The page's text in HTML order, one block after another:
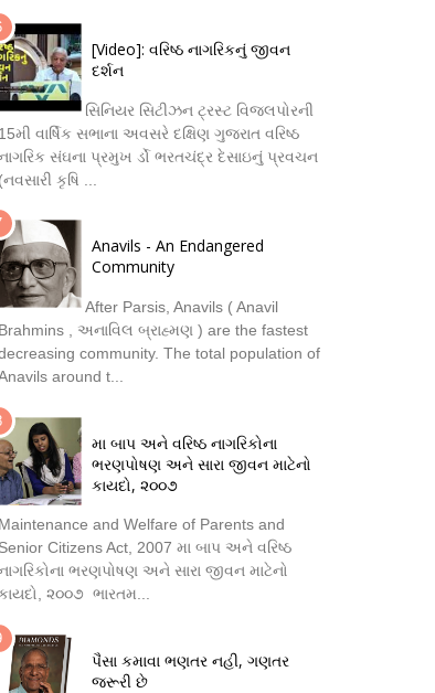
[Video]: વરિષ્ઠ નાગરિકનું જીવન
દર્શન
સિનિયર સિટીઝન ટ્રસ્ટ વિજલપોરની
15મી વાર્ષિક સભાના અવસરે દક્ષિણ ગુજરાત વરિષ્ઠ
સંઘના પ્રમુખ ર્ડો ભરતચંદ્ર દેસાઇનું પ્રવચન
(નવસારી કૃષિ ...
Anavils - An Endangered
Community
After Parsis, Anavils ( Anavil
Brahmins , અનાવિલ બ્રાહ્મણ ) are the fastest
community. The total population of
around t...
મા બાપ અને વરિષ્ઠ નાગરિકોના
ભરણપોષણ અને સારા જીવન માટેનો
કાયદો, ૨૦૦૭
Maintenance and Welfare of Parents and
Senior Citizens Act, 2007 મા બાપ અને વરિષ્ઠ
ભરણપોષણ અને સારા જીવન માટેનો
૨૦૦૭ ભારતમ...
પૈસા કમાવા ભણતર નહી, ગણતર
જરૂરી છે